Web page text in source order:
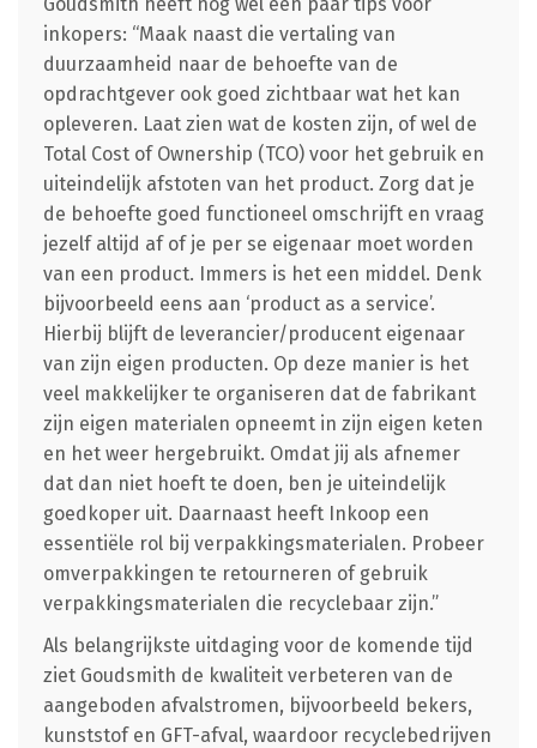
inkopers: “Maak naast die vertaling van
duurzaamheid naar de behoefte van de
opdrachtgever ook goed zichtbaar wat het kan
opleveren. Laat zien wat de kosten zijn, of wel de
Total Cost of Ownership (TCO) voor het gebruik en
uiteindelijk afstoten van het product. Zorg dat je
de behoefte goed functioneel omschrijft en vraag
jezelf altijd af of je per se eigenaar moet worden
van een product. Immers is het een middel. Denk
bijvoorbeeld eens aan ‘product as a service’.
Hierbij blijft de leverancier/producent eigenaar
van zijn eigen producten. Op deze manier is het
veel makkelijker te organiseren dat de fabrikant
zijn eigen materialen opneemt in zijn eigen keten
en het weer hergebruikt. Omdat jij als afnemer
dat dan niet hoeft te doen, ben je uiteindelijk
goedkoper uit. Daarnaast heeft Inkoop een
essentiële rol bij verpakkingsmaterialen. Probeer
omverpakkingen te retourneren of gebruik
verpakkingsmaterialen die recyclebaar zijn.”
Als belangrijkste uitdaging voor de komende tijd
ziet Goudsmith de kwaliteit verbeteren van de
aangeboden afvalstromen, bijvoorbeeld bekers,
kunststof en GFT-afval, waardoor recyclebedrijven